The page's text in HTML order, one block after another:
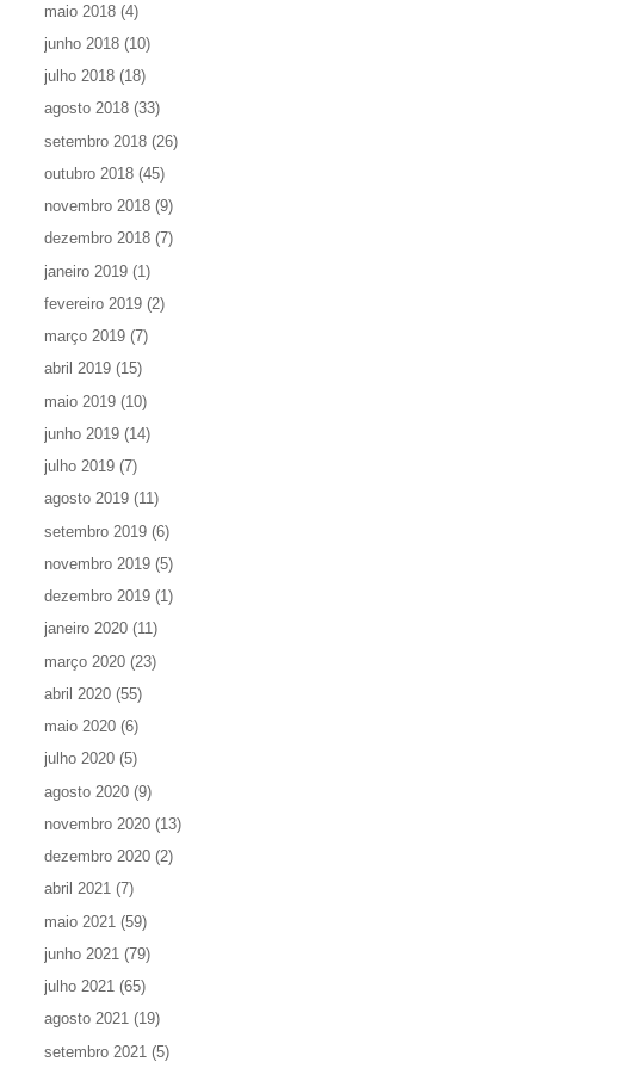
maio 2018 (4)
junho 2018 (10)
julho 2018 (18)
agosto 2018 (33)
setembro 2018 (26)
outubro 2018 (45)
novembro 2018 (9)
dezembro 2018 (7)
janeiro 2019 (1)
fevereiro 2019 (2)
março 2019 (7)
abril 2019 (15)
maio 2019 (10)
junho 2019 (14)
julho 2019 (7)
agosto 2019 (11)
setembro 2019 (6)
novembro 2019 (5)
dezembro 2019 (1)
janeiro 2020 (11)
março 2020 (23)
abril 2020 (55)
maio 2020 (6)
julho 2020 (5)
agosto 2020 (9)
novembro 2020 (13)
dezembro 2020 (2)
abril 2021 (7)
maio 2021 (59)
junho 2021 (79)
julho 2021 (65)
agosto 2021 (19)
setembro 2021 (5)